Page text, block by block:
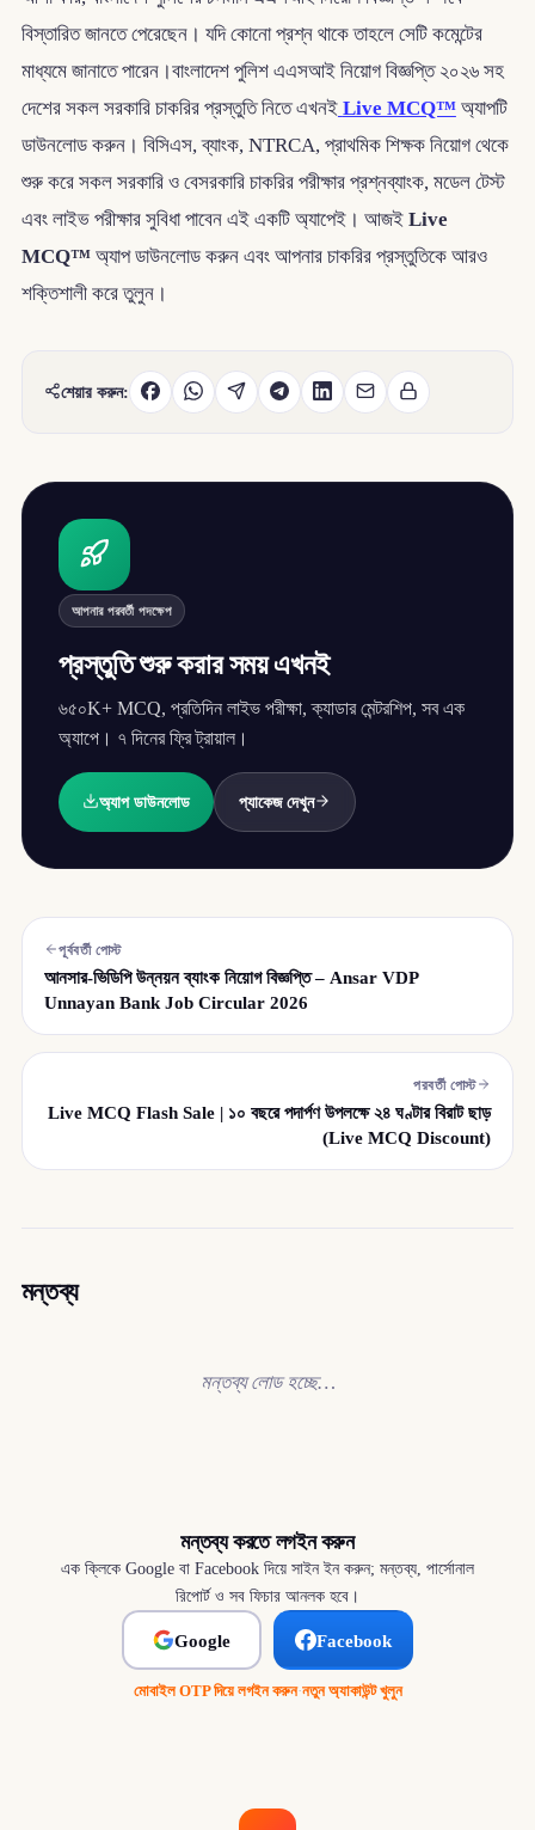
বিস্তারিত জানতে পেরেছেন। যদি কোনো প্রশ্ন থাকে তাহলে সেটি কমেন্টের
মাধ্যমে জানাতে পারেন।বাংলাদেশ পুলিশ এএসআই নিয়োগ বিজ্ঞপ্তি ২০২৬ সহ
দেশের সকল সরকারি চাকরির প্রস্তুতি নিতে এখনই Live MCQ™অ্যাপটি
ডাউনলোড করুন। বিসিএস, ব্যাংক, NTRCA, প্রাথমিক শিক্ষক নিয়োগ থেকে
শুরু করে সকল সরকারি ও বেসরকারি চাকরির পরীক্ষার প্রশ্নব্যাংক, মডেল টেস্ট
এবং লাইভ পরীক্ষার সুবিধা পাবেন এই একটি অ্যাপেই। আজই Live
MCQ™অ্যাপ ডাউনলোড করুন এবং আপনার চাকরির প্রস্তুতিকে আরও
শক্তিশালী করে তুলুন।
শেয়ার করুন:
আপনার পরবর্তী পদক্ষেপ
প্রস্তুতি শুরু করার সময় এখনই
৬৫০K+ MCQ, প্রতিদিন লাইভ পরীক্ষা, ক্যাডার মেন্টরশিপ, সব এক
অ্যাপে। ৭ দিনের ফ্রি ট্রায়াল।
অ্যাপ ডাউনলোড প্যাকেজ দেখুন
পূর্ববর্তী পোস্ট
আনসার-ভিডিপি উন্নয়ন ব্যাংক নিয়োগ বিজ্ঞপ্তি – Ansar VDP
Unnayan Bank Job Circular 2026
পরবর্তী পোস্ট
Live MCQ Flash Sale | ১০ বছরে পদার্পণ উপলক্ষে ২৪ ঘণ্টার বিরাট ছাড়
(Live MCQ Discount)
মন্তব্য
মন্তব্য লোড হচ্ছে…
মন্তব্য করতে লগইন করুন
এক ক্লিকে Google বা Facebook দিয়ে সাইন ইন করুন; মন্তব্য, পার্সোনাল
রিপোর্ট ও সব ফিচার আনলক হবে।
Google Facebook
মোবাইল OTP দিয়ে লগইন করুন·নতুন অ্যাকাউন্ট খুলুন